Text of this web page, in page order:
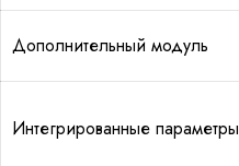
Дополнительный модуль
Интегрированные параметры